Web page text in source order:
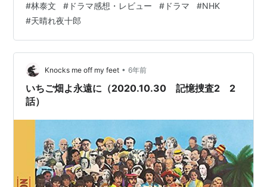
る。 一方、夜十郎はお絹にせっつかれても、おれんに自
分のことをあきらめるように言い出せなかった。 そんな
折、黒川が秋田屋の蔵から金を奪おうとする。……
abehiroshi.la.coocan.jp ※結末も書かれています 感想 純
吉さん、その名の通り純真なお方。越後から出稼ぎにき
ているという…
#林泰文 # ドラマ感想・レビュー # ドラマ #NHK
#天晴れ夜十郎
Knocks me off my feet • 6年前
いちご畑よ永遠に（2020.10.30 記憶捜査2 2
話）